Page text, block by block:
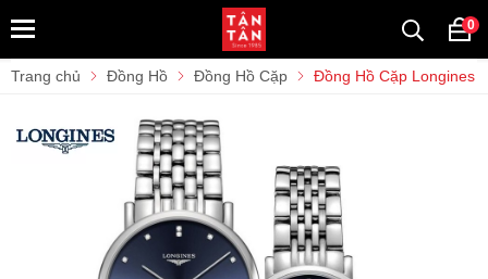
0
Trang chủ Đồng Hồ Đồng Hồ Cặp Đồng Hồ Cặp Longines